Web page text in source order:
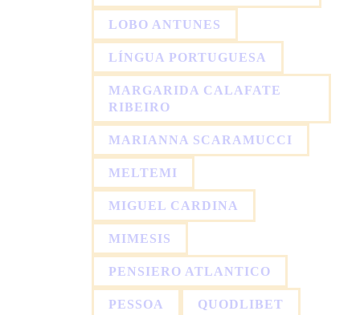
LOBO ANTUNES
LÍNGUA PORTUGUESA
MARGARIDA CALAFATE
RIBEIRO
MARIANNA SCARAMUCCI
MELTEMI
MIGUEL CARDINA
MIMESIS
PENSIERO ATLANTICO
PESSOA QUODLIBET